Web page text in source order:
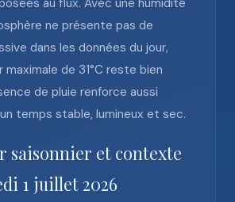
au flux. Avec une humidité
ne présente pas de
dans les données du jour,
maximale de 31°C reste bien
de pluie renforce aussi
temps stable, lumineux et sec.
saisonnier et contexte
1 juillet 2026